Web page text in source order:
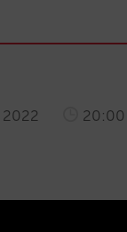
2022 20:00